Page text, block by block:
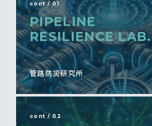
cont / 01
PIPELINE
RESILIENCE LAB.
管路防災研究所
cont / 02